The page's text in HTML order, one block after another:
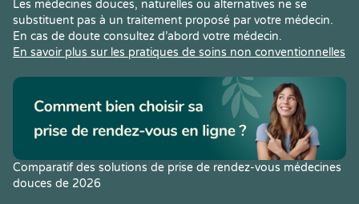
Les médecines douces, naturelles ou alternatives ne se
substituent pas à un traitement proposé par votre médecin.
En cas de doute consultez d’abord votre médecin.
En savoir plus sur les pratiques de soins non conventionnelles
Comparatif des solutions de prise de rendez-vous médecines
douces de 2026